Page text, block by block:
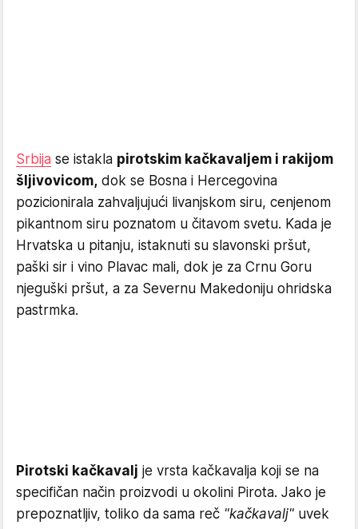
Srbija se istakla pirotskim kačkavaljem i rakijom
šljivovicom, dok se Bosna i Hercegovina
pozicionirala zahvaljujući livanjskom siru, cenjenom
pikantnom siru poznatom u čitavom svetu. Kada je
Hrvatska u pitanju, istaknuti su slavonski pršut,
paški sir i vino Plavac mali, dok je za Crnu Goru
njeguški pršut, a za Severnu Makedoniju ohridska
pastrmka.
Pirotski kačkavalj je vrsta kačkavalja koji se na
specifičan način proizvodi u okolini Pirota. Jako je
prepoznatljiv, toliko da sama reč "kačkavalj" uvek